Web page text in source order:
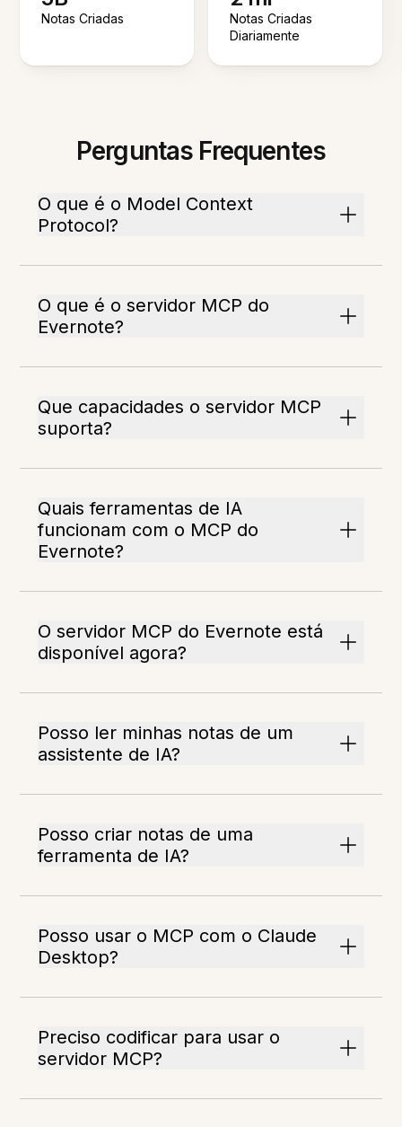
Notas Criadas
Notas Criadas
Diariamente
Perguntas Frequentes
O que é o Model Context
Protocol?
O que é o servidor MCP do
Evernote?
Que capacidades o servidor MCP
suporta?
Quais ferramentas de IA
funcionam com o MCP do
Evernote?
O servidor MCP do Evernote está
disponível agora?
Posso ler minhas notas de um
assistente de IA?
Posso criar notas de uma
ferramenta de IA?
Posso usar o MCP com o Claude
Desktop?
Preciso codificar para usar o
servidor MCP?